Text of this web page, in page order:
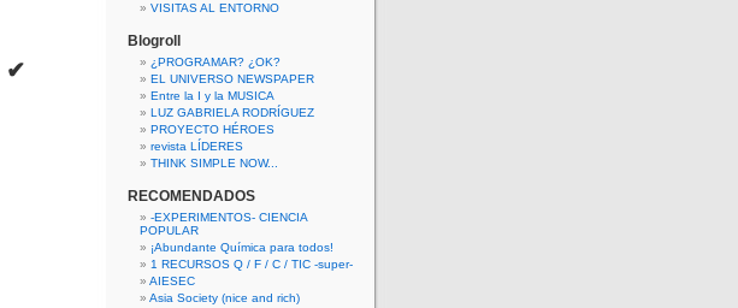
✔
VISITAS AL ENTORNO
Blogroll
¿PROGRAMAR? ¿OK?
EL UNIVERSO NEWSPAPER
Entre la I y la MUSICA
LUZ GABRIELA RODRÍGUEZ
PROYECTO HÉROES
revista LÍDERES
THINK SIMPLE NOW...
RECOMENDADOS
-EXPERIMENTOS- CIENCIA
POPULAR
¡Abundante Química para todos!
1 RECURSOS Q / F / C / TIC -super-
AIESEC
Asia Society (nice and rich)